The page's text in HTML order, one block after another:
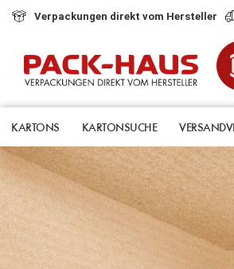
Verpackungen direkt vom Hersteller
KARTONS KARTONSUCHE